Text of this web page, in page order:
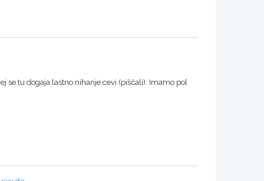
se tu dogaja lastno nihanje cevi (piščali). Imamo pol